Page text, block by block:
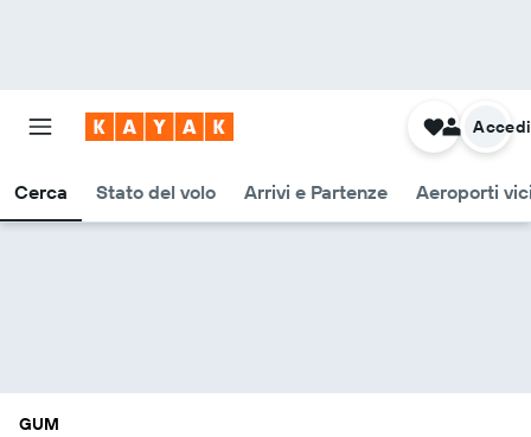
Cerca Stato del volo Arrivi e Partenze Aeroporti
Accedi
GUM